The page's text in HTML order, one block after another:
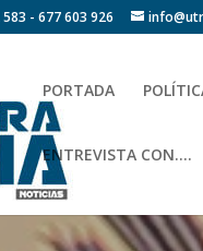
- 677 603 926
PORTADA
ENTREVISTA CON….